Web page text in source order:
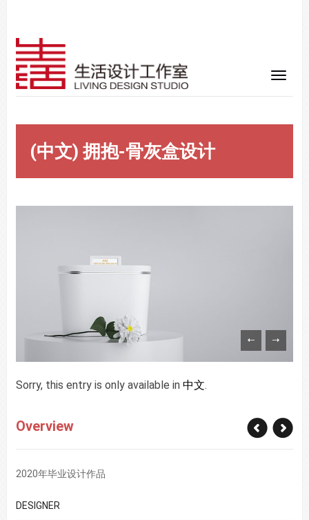
(中文) 拥抱-骨灰盒设计
Sorry, this entry is only available in 中文.
Overview
2020年毕业设计作品
DESIGNER